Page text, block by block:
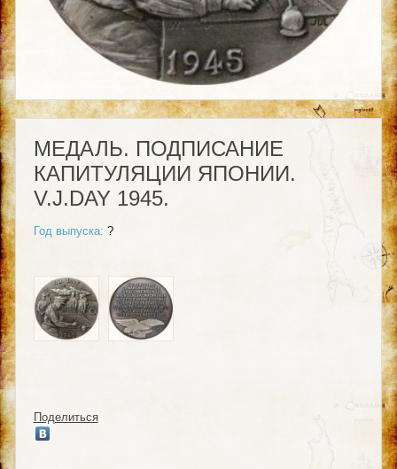
МЕДАЛЬ. ПОДПИСАНИЕ
КАПИТУЛЯЦИИ ЯПОНИИ.
V.J.DAY 1945.
Год выпуска: ?
Поделиться